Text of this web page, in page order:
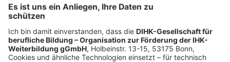
Fr.:
09:00-14:00 Uhr
shop@dihk-bildung.shop
Vertrag widerrufen